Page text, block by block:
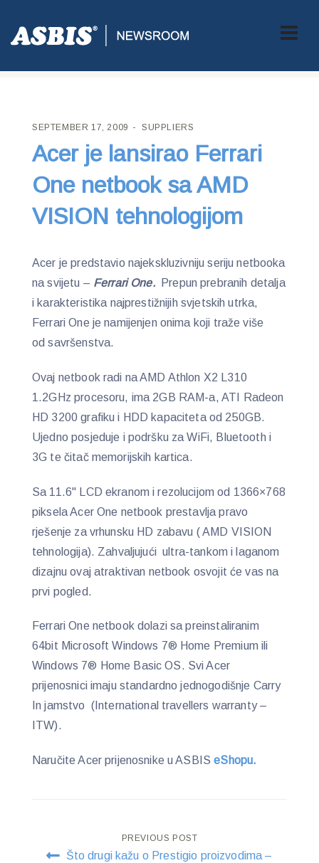
ASBIS CROATIA> SUPPLIERS> ACER JE LANSIRAO FERRARI
ONE NETBOOK SA AMD VISION TEHNOLOGIJOM
SEPTEMBER 17, 2009 SUPPLIERS
Acer je lansirao Ferrari
One netbook sa AMD
VISION tehnologijom
Acer je predstavio najekskluzivniju seriju netbooka
na svijetu – Ferrari One.
Prepun prebranih detalja
i karakteristika najprestižnijih svjetskih utrka,
Ferrari One je namijenjen onima koji traže više
od savršenstva.
Ovaj netbook radi na AMD Athlon X2 L310
1.2GHz procesoru, ima 2GB RAM-a, ATI Radeon
HD 3200 grafiku i HDD kapaciteta od 250GB.
Ujedno posjeduje i podršku za WiFi, Bluetooth i
3G te čitač memorijskih kartica.
Sa 11.6" LCD ekranom i rezolucijom od 1366×768
piksela Acer One netbook prestavlja pravo
rješenje za vrhunsku HD zabavu ( AMD VISION
tehnologija). Zahvaljujući ultra-tankom i laganom
dizajnu ovaj atraktivan netbook osvojit će vas na
prvi pogled.
Ferrari One netbook dolazi sa preinstaliranim
64bit Microsoft Windows 7® Home Premium ili
Windows 7® Home Basic OS. Svi Acer
prijenosnici imaju standardno jednogodišnje Carry
In jamstvo (International travellers warranty –
ITW).
Naručite Acer prijenosnike u ASBISeShopu.
Post
PREVIOUS POST
Što drugi kažu o Prestigio proizvodima –